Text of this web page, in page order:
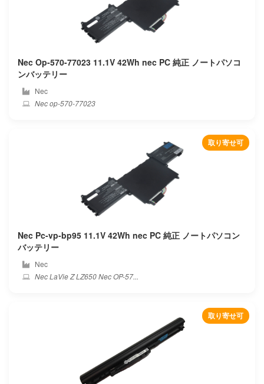
Pegatron
Philips
Primux
Qistar
Nec Op-570-77023 11.1V 42Wh nec PC 純正 ノートパソコ
ンバッテリー
Nec
Nec op-570-77023
取り寄せ可
Nec Pc-vp-bp95 11.1V 42Wh nec PC 純正 ノートパソコン
バッテリー
Nec
Nec LaVie Z LZ650 Nec OP-57...
取り寄せ可